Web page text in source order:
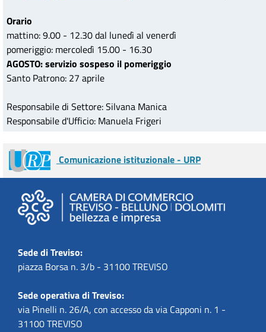
Orario
mattino: 9.00 - 12.30 dal lunedì al venerdì
pomeriggio: mercoledì 15.00 - 16.30
AGOSTO: servizio sospeso il pomeriggio
Santo Patrono: 27 aprile
Responsabile di Settore: Silvana Manica
Responsabile d'Ufficio: Manuela Frigeri
Comunicazione istituzionale - URP
Sede di Treviso:
piazza Borsa n. 3/b - 31100 TREVISO
Sede operativa di Treviso:
via Pinelli n. 26/A, con accesso da via Capponi n. 1 -
31100 TREVISO